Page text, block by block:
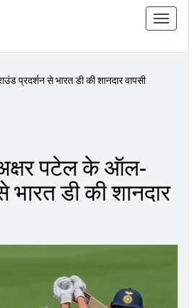
टॉगल
से
प्रदर्शन से भारत डी की शानदार वापसी
अक्षर पटेल के ऑल-
भारत डी की शानदार